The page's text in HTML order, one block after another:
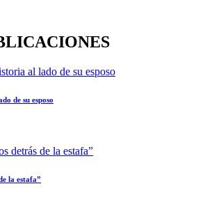
de su esposo
la estafa”